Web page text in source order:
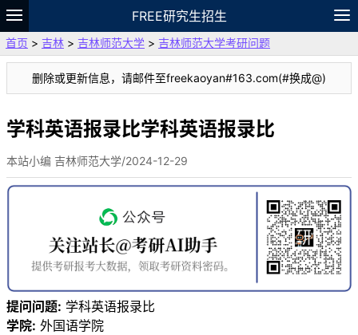
FREE研究生招生
题库
故事 专题 APP 笔记
论坛
VIP
资料
首页 > 吉林 > 吉林师范大学 > 吉林师范大学考研问题
删除或更新信息，请邮件至freekaoyan#163.com(#换成@)
学科英语报录比学科英语报录比
本站小编 吉林师范大学/2024-12-29
提问问题: 学科英语报录比
学院: 外国语学院